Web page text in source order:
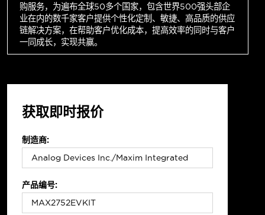
购服务，为遍布全球50多个国家，包含世界500强头部企
业在内的数千家客户提供个性化定制、敏捷、高品质的供应
链解决方案，在帮助客户优化成本，提高效率的同时与客户
一同成长，实现共赢。
获取即时报价
制造商:
产品编号: